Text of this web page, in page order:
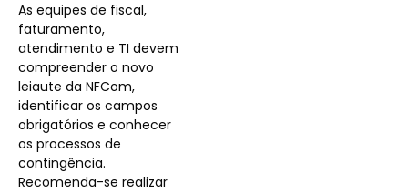
As equipes de fiscal,
faturamento,
atendimento e TI devem
compreender o novo
leiaute da NFCom,
identificar os campos
obrigatórios e conhecer
os processos de
contingência.
Recomenda-se realizar